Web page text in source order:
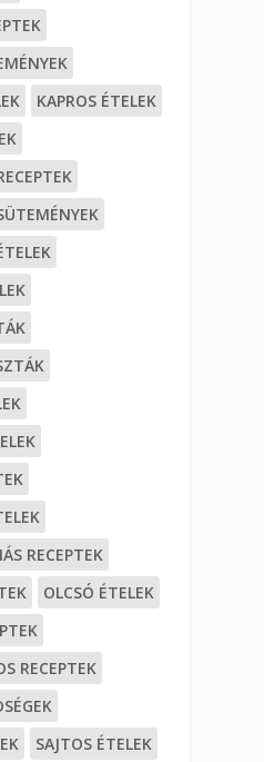
KAPROS ÉTELEK
RECEPTEK
OLCSÓ ÉTELEK
RECEPTEK
SAJTOS ÉTELEK